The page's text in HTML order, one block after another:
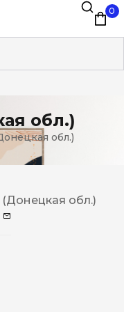
0
обл.)
обл.)
обл.)